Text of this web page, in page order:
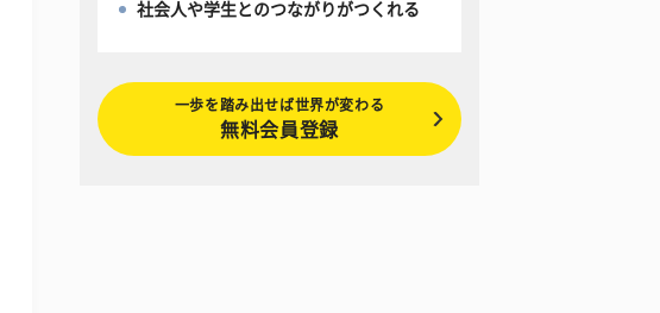
社会人や学生とのつながりがつくれる
一歩を踏み出せば世界が変わる
無料会員登録